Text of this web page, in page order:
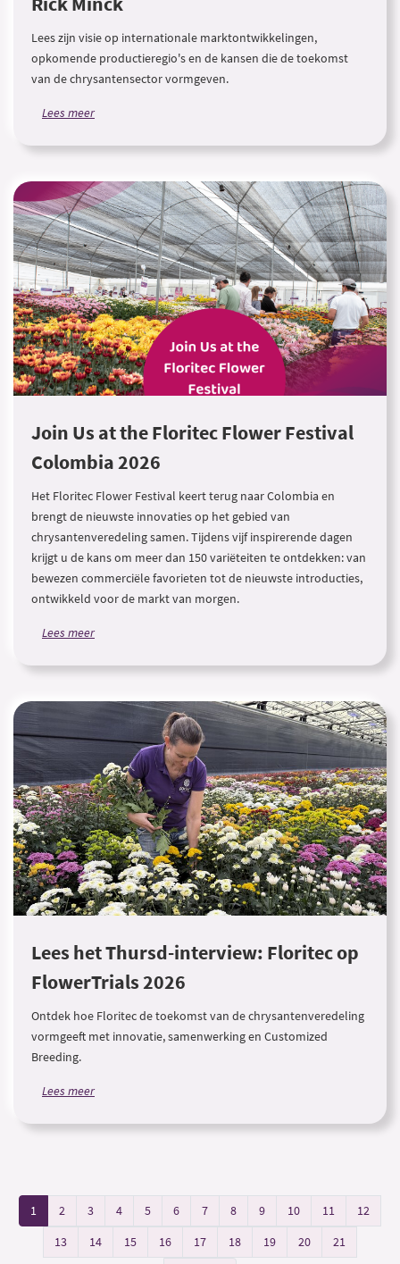
Lees zijn visie op internationale marktontwikkelingen,
opkomende productieregio's en de kansen die de toekomst
van de chrysantensector vormgeven.
Lees meer
Join Us at the Floritec Flower Festival
Colombia 2026
Het Floritec Flower Festival keert terug naar Colombia en
brengt de nieuwste innovaties op het gebied van
chrysantenveredeling samen. Tijdens vijf inspirerende dagen
krijgt u de kans om meer dan 150 variëteiten te ontdekken: van
bewezen commerciële favorieten tot de nieuwste introducties,
ontwikkeld voor de markt van morgen.
Lees meer
Lees het Thursd-interview: Floritec op
FlowerTrials 2026
Ontdek hoe Floritec de toekomst van de chrysantenveredeling
vormgeeft met innovatie, samenwerking en Customized
Breeding.
Lees meer
1 2 3 4 5 6 7 8 9 10 11
12
13
14 15 16 17 18 19 20
21